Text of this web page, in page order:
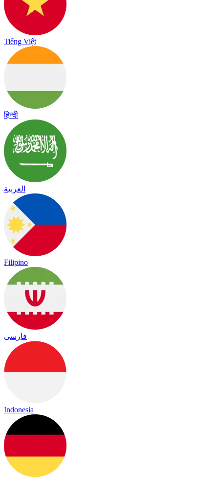
Tiếng Việt
हिन्दी
العربية
Filipino
فارسی
Indonesia